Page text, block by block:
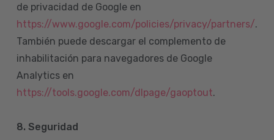
de privacidad de Google en
https://www.google.com/policies/privacy/partners/.
También puede descargar el complemento de
inhabilitación para navegadores de Google
Analytics en
https://tools.google.com/dlpage/gaoptout.
8. Seguridad